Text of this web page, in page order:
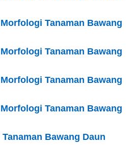
Tanaman Bawang
Tanaman Bawang
Tanaman Bawang
Tanaman Bawang
Bawang Daun